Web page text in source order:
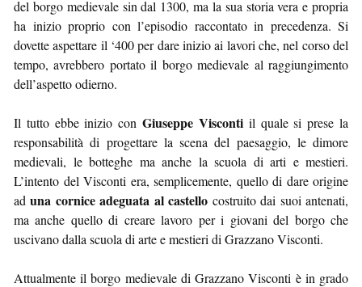
del borgo medievale sin dal 1300, ma la sua storia vera e propria
ha inizio proprio con l’episodio raccontato in precedenza. Si
dovette aspettare il ‘400 per dare inizio ai lavori che, nel corso del
tempo, avrebbero portato il borgo medievale al raggiungimento
dell’aspetto odierno.
Il tutto ebbe inizio conGiuseppe Viscontiil quale si prese la
responsabilità di progettare la scena del paesaggio, le dimore
medievali, le botteghe ma anche la scuola di arti e mestieri.
L’intento del Visconti era, semplicemente, quello di dare origine
aduna cornice adeguata al castello costruito dai suoi antenati,
ma anche quello di creare lavoro per i giovani del borgo che
uscivano dalla scuola di arte e mestieri di Grazzano Visconti.
Attualmente il borgo medievale di Grazzano Visconti è in grado